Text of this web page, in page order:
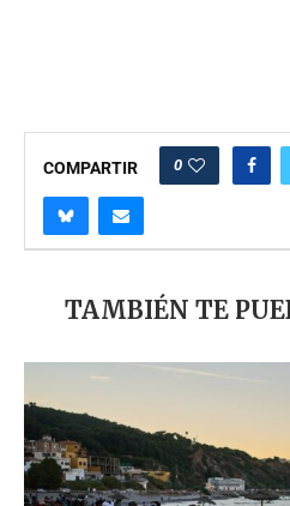
COMPARTIR 0
TAMBIÉN TE